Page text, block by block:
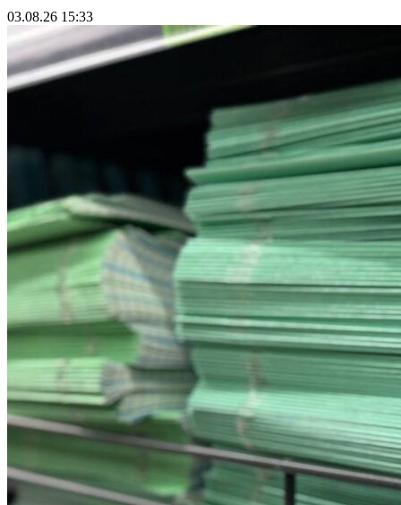
03.08.26 15:33